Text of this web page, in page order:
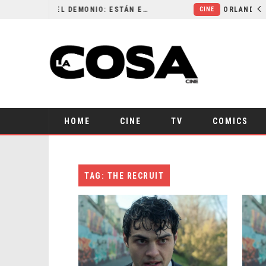
LA NOCHE DEL DEMONIO: ESTÁN ENTRE NOSOTROS – TRAILER FINAL
HOME CINE TV COMICS
TAG: THE RECRUIT